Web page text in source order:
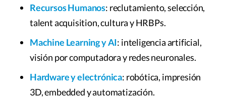
Recursos Humanos: reclutamiento, selección,
talent acquisition, cultura y HRBPs.
Machine Learning y AI: inteligencia artificial,
visión por computadora y redes neuronales.
Hardware y electrónica: robótica, impresión
3D, embedded y automatización.